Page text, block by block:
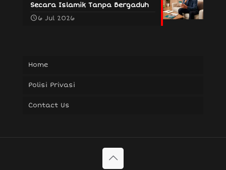
Secara Islamik Tanpa Bergaduh
6 Jul 2026
Home
Polisi Privasi
Contact Us